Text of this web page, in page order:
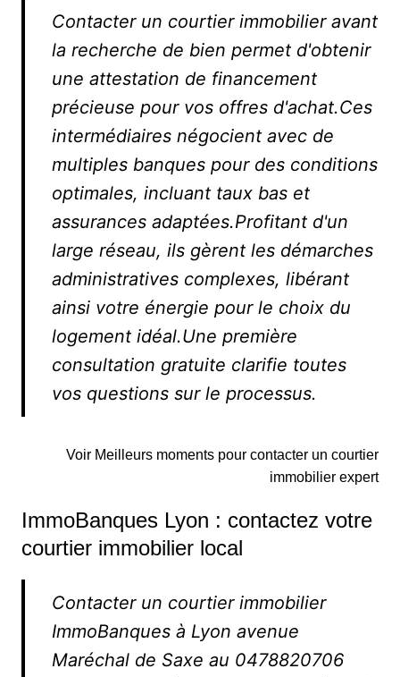
Contacter un courtier immobilier avant
la recherche de bien permet d'obtenir
une attestation de financement
précieuse pour vos offres d'achat.Ces
intermédiaires négocient avec de
multiples banques pour des conditions
optimales, incluant taux bas et
assurances adaptées.Profitant d'un
large réseau, ils gèrent les démarches
administratives complexes, libérant
ainsi votre énergie pour le choix du
logement idéal.Une première
consultation gratuite clarifie toutes
vos questions sur le processus.
Voir Meilleurs moments pour contacter un courtier
immobilier expert
ImmoBanques Lyon : contactez votre
courtier immobilier local
Contacter un courtier immobilier
ImmoBanques à Lyon avenue
Maréchal de Saxe au 0478820706